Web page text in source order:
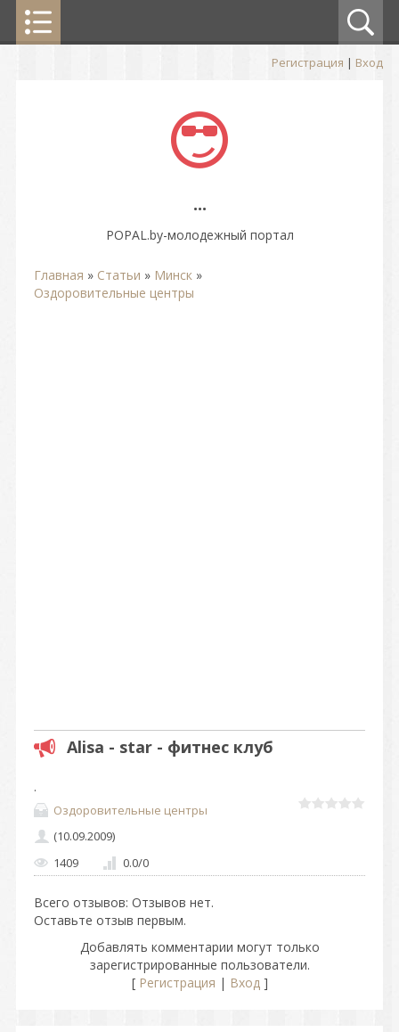
Регистрация | Вход
...
POPAL.by-молодежный портал
Главная » Статьи » Минск »
Оздоровительные центры
Alisa - star - фитнес клуб
.
Оздоровительные центры
(10.09.2009)
1409
0.0/0
Всего отзывов: Отзывов нет.
Оставьте отзыв первым.
Добавлять комментарии могут только
зарегистрированные пользователи.
[ Регистрация | Вход]